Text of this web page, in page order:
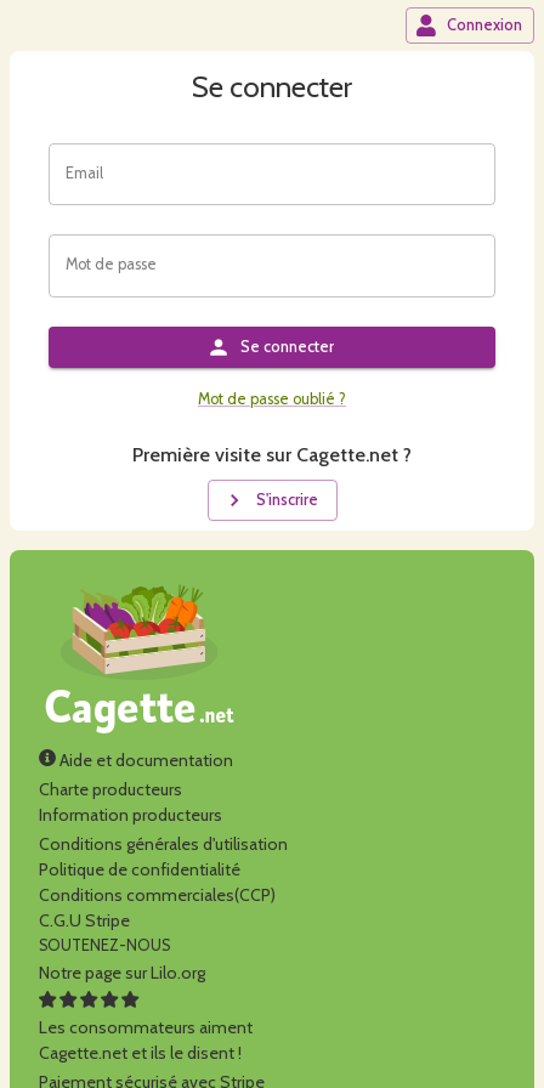
Connexion
Se connecter
Email
Mot de passe
Se connecter
Mot de passe oublié ?
Première visite sur Cagette.net ?
S'inscrire
Aide et documentation
Charte producteurs
Information producteurs
Conditions générales d'utilisation
Politique de confidentialité
Conditions commerciales(CCP)
C.G.U Stripe
SOUTENEZ-NOUS
Notre page sur Lilo.org
Les consommateurs aiment
Cagette.net et ils le disent !
Paiement sécurisé avec Stripe